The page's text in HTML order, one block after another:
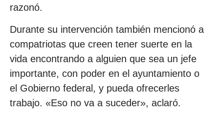
razonó.
Durante su intervención también mencionó a
compatriotas que creen tener suerte en la
vida encontrando a alguien que sea un jefe
importante, con poder en el ayuntamiento o
el Gobierno federal, y pueda ofrecerles
trabajo. «Eso no va a suceder», aclaró.